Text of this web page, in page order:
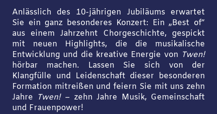
Anlässlich des 10-jährigen Jubiläums erwartet
Sie ein ganz besonderes Konzert: Ein „Best of“
aus einem Jahrzehnt Chorgeschichte, gespickt
mit neuen Highlights, die die musikalische
Entwicklung und die kreative Energie von Twen!
hörbar machen. Lassen Sie sich von der
Klangfülle und Leidenschaft dieser besonderen
Formation mitreißen und feiern Sie mit uns zehn
Jahre Twen!– zehn Jahre Musik, Gemeinschaft
und Frauenpower!